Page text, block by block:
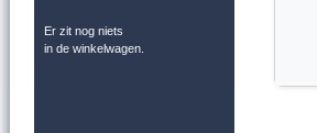
Er zit nog niets
in de winkelwagen.